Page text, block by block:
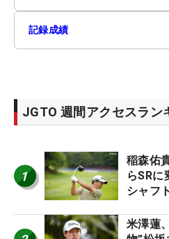
記録成績
JGTO 週間アクセスラン
1
稲森佑
らSR
シャフ
ーのヒ
米澤蓮